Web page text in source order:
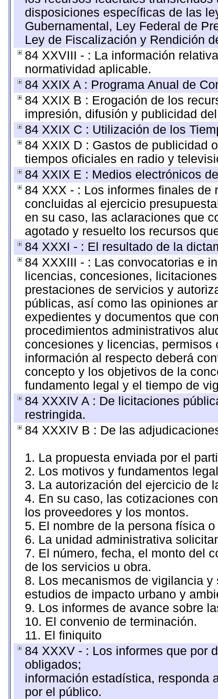
disposiciones específicas de las
Gubernamental, Ley Federal de
Ley de Fiscalización y Rendición
84 XXVIII - : La información
normatividad aplicable.
84 XXIX A : Programa Anual de
84 XXIX B : Erogación de los
impresión, difusión y publicidad
84 XXIX C : Utilización de los
84 XXIX D : Gastos de publicidad
tiempos oficiales en radio y
84 XXIX E : Medios electrónicos
84 XXX - : Los informes finales
concluidas al ejercicio
en su caso, las aclaraciones que
agotado y resuelto los recursos
84 XXXI - : El resultado de la
84 XXXIII - : Las convocatorias e
licencias, concesiones,
prestaciones de servicios y
públicas, así como las opiniones
expedientes y documentos que
procedimientos administrativos
concesiones y licencias,
información al respecto deberá
concepto y los objetivos de la
fundamento legal y el tiempo de
84 XXXIV A : De licitaciones
restringida.
84 XXXIV B : De las
1. La propuesta enviada por el
2. Los motivos y fundamentos
3. La autorización del ejercicio de
4. En su caso, las cotizaciones
los proveedores y los montos.
5. El nombre de la persona física
6. La unidad administrativa
7. El número, fecha, el monto del
de los servicios u obra.
8. Los mecanismos de vigilancia
estudios de impacto urbano y
9. Los informes de avance sobre
10. El convenio de terminación.
11. El finiquito
84 XXXV - : Los informes que por
obligados;
información estadística, responda
por el público.